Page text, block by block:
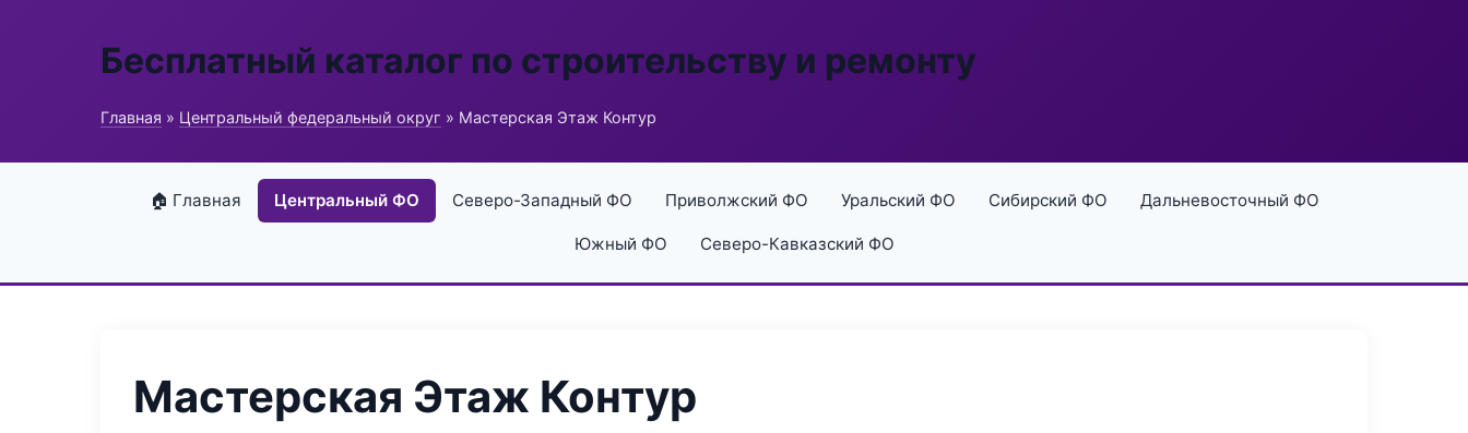
Бесплатный каталог по строительству и ремонту
Главная » Центральный федеральный округ » Мастерская Этаж Контур
🏠 Главная Центральный ФО Северо-Западный ФО Приволжский ФО Уральский ФО Сибирский ФО Дальневосточный ФО
Южный ФО Северо-Кавказский ФО
Мастерская Этаж Контур